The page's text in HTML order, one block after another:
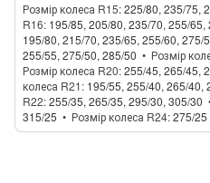
Розмір колеса R15 225/80, 235/75,
R16 195/85, 205/80, 235/70, 255/65,
195/80, 215/70, 235/65, 255/60, 275/
255/55, 275/50, 285/50
Розмір
Розмір колеса R20 255/45, 265/45,
колеса R21 195/55, 255/40, 265/40,
R22 255/35, 265/35, 295/30, 305/30
315/25
Розмір колеса R24 275/25